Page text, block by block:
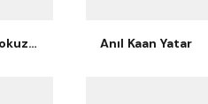
Sercan Dokuzoğlu Anıl Kaan Yatar